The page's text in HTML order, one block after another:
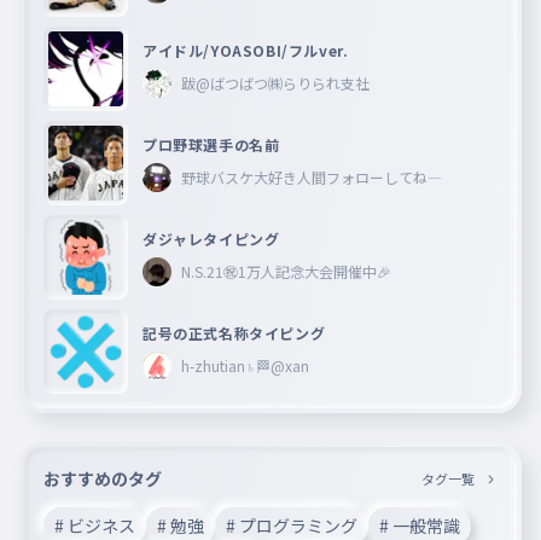
アイドル/YOASOBI/フルver.
跋@ばつばつ㈱らりられ支社
プロ野球選手の名前
野球バスケ大好き人間フォローしてね―
ダジャレタイピング
N.S.21㊗︎1万人記念大会開催中🎉
記号の正式名称タイピング
h-zhutian♄🏁@xan
おすすめのタグ タグ一覧
# ビジネス # 勉強 # プログラミング # 一般常識